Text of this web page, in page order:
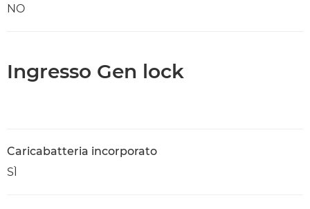
NO
Ingresso Gen lock
Caricabatteria incorporato
SÌ